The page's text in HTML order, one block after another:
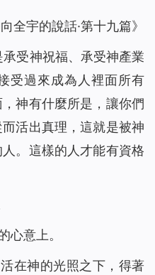
宇的說話·第十九篇》
受神祝福、承受神產業
受過來成為人裡面所有
神有什麼所是，讓你們
活出真理，這就是被神
。這樣的人才能有資格
心意上。
在神的光照之下，得著